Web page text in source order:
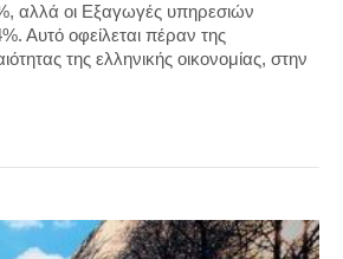
αλλά οι Εξαγωγές υπηρεσιών
Αυτό οφείλεται πέραν της
της ελληνικής οικονομίας, στην